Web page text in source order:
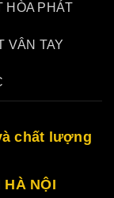
HÒA PHÁT
VÂN TAY
chất lượng
NỘI